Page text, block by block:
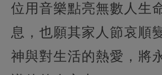
位用音樂點亮無數人生
息，也願其家人節哀順
神與對生活的熱愛，將